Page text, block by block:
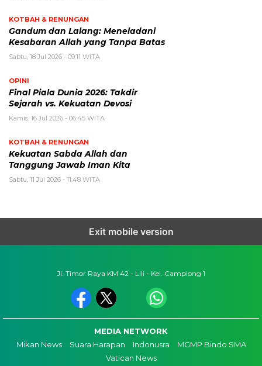
KOTBAH & RENUNGAN
Gandum dan Lalang: Meneladani
Kesabaran Allah yang Tanpa Batas
Sabtu, 18 Jul 2026 - 09:11 WITA
OPINI
Final Piala Dunia 2026: Takdir
Sejarah vs. Kekuatan Devosi
Kamis, 16 Jul 2026 - 06:45 WITA
KOTBAH & RENUNGAN
Kekuatan Sabda Allah dan
Tanggung Jawab Iman Kita
Sabtu, 11 Jul 2026 - 11:48 WITA
Exit mobile version
Jl. Timor Raya KM 42 - Lili - Kel. Camplong 1
MEDIA NETWORK
Mikan News
Suara Harapan Indonusra
MGMP Bindo SMA
Vatican News